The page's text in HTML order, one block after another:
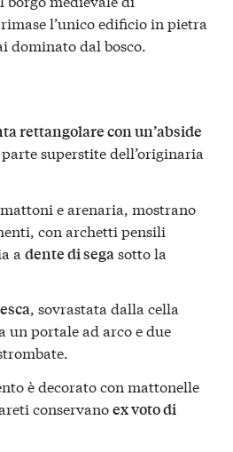
l’unico edificio in pietra
dominato dal bosco.
rettangolare con un’abside
superstite dell’originaria
e arenaria, mostrano
con archetti pensili
a dente di segasotto la
, sovrastata dalla cella
un portale ad arco e due
è decorato con mattonelle
conservanoex voto di